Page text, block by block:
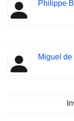
Philippe
Miguel de